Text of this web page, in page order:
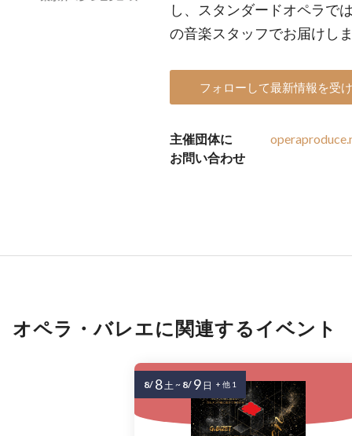
し、スタンダードオペラで
の音楽スタッフでお届けし
フォローして最新情報を受
主催団体に
お問い合わせ
オペラ・バレエに関連するイベント
8/ 8土~ 8/ 9 日 + 他 1